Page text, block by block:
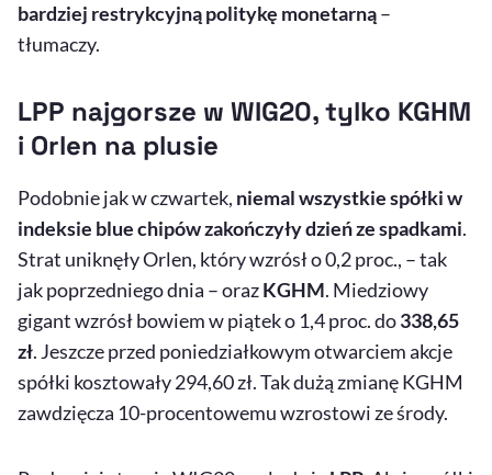
bardziej restrykcyjną politykę monetarną–
tłumaczy.
LPP najgorsze w WIG20, tylko KGHM
i Orlen na plusie
Podobnie jak w czwartek, niemal wszystkie spółki w
indeksie bluechipów zakończyły dzień ze spadkami.
Strat uniknęły Orlen, który wzrósł o 0,2 proc., – tak
jak poprzedniego dnia – orazKGHM. Miedziowy
gigant wzrósł bowiem w piątek o 1,4 proc. do338,65
zł. Jeszcze przed poniedziałkowym otwarciem akcje
spółki kosztowały 294,60 zł. Tak dużą zmianę KGHM
zawdzięcza 10-procentowemu wzrostowi ze środy.